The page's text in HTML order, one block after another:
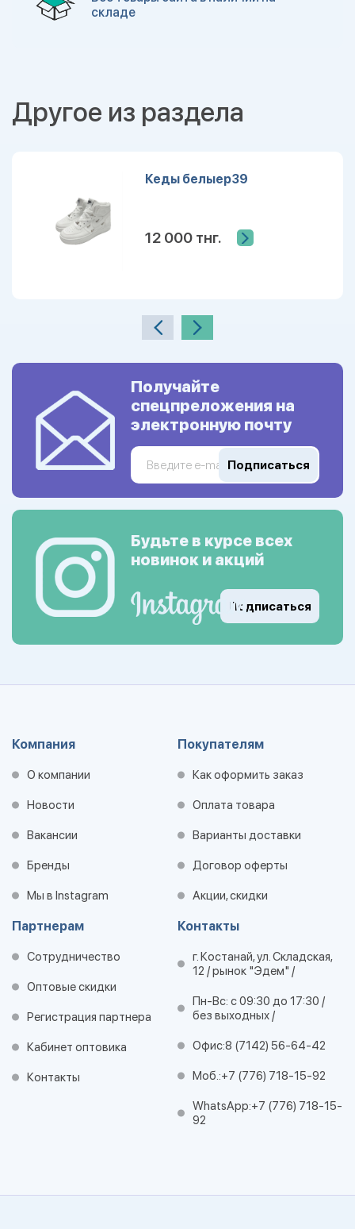
складе
Другое из раздела
Кеды белыер39
12 000 тнг.
Получайте
спецпреложения на
электронную почту
Подписаться
Будьте в курсе всех
новинок и акций
Подписаться
Компания
О компании
Новости
Вакансии
Бренды
Мы в Instagram
Покупателям
Как оформить заказ
Оплата товара
Варианты доставки
Договор оферты
Акции, скидки
Партнерам
Сотрудничество
Оптовые скидки
Регистрация партнера
Кабинет оптовика
Контакты
Контакты
г. Костанай, ул. Складская,
12 / рынок "Эдем" /
Пн-Вс: с 09:30 до 17:30 /
без выходных /
Офис:8 (7142) 56-64-42
Моб.:+7 (776) 718-15-92
WhatsApp:+7 (776) 718-15-
92